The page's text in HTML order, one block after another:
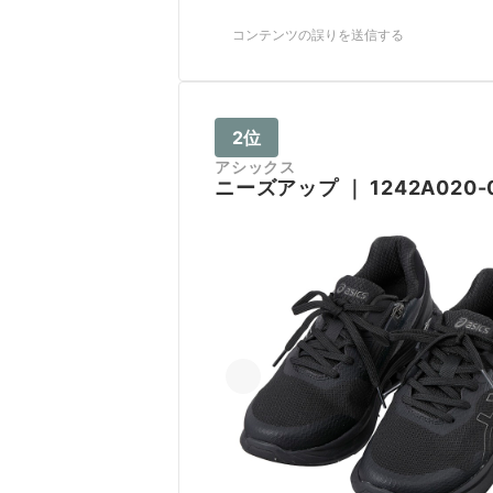
コンテンツの誤りを送信する
2位
アシックス
ニーズアップ｜ 1242A020-